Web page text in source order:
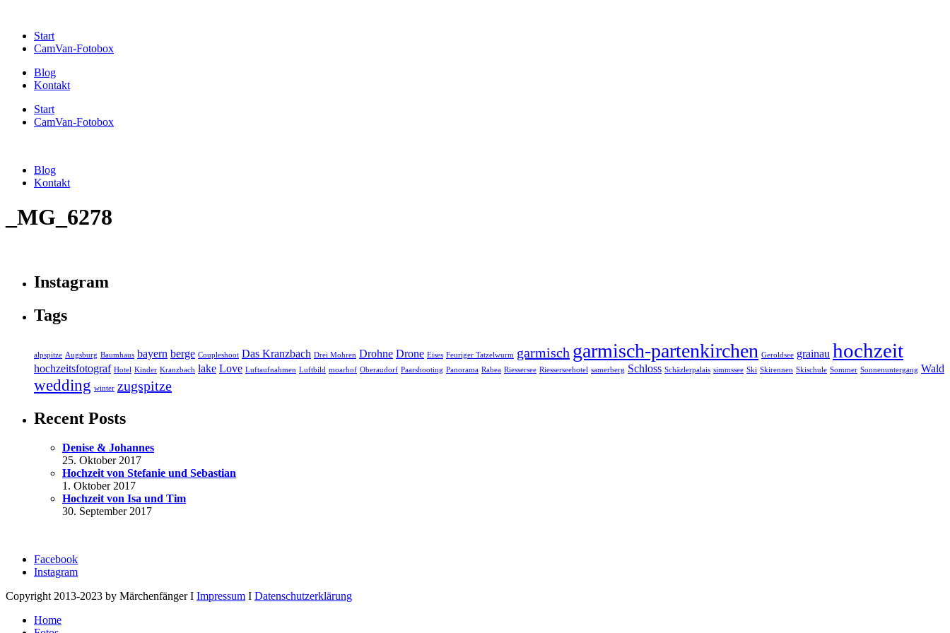
Start
CamVan-Fotobox
Blog
Kontakt
Start
CamVan-Fotobox
Blog
Kontakt
_MG_6278
Instagram
Tags
alpspitze Augsburg Baumhaus bayern berge Coupleshoot Das Kranzbach Drei Mohren Drohne Drone Eises Feuriger Tatzelwurm garmisch garmisch-partenkirchen Geroldsee grainau hochzeit
hochzeitsfotograf Hotel Kinder Kranzbach lake Love Luftaufnahmen Luftbild moarhof Oberaudorf Paarshooting Panorama Rabea Riessersee Riesserseehotel samerberg Schloss Schäzlerpalais simmssee Ski Skirennen Skischule Sommer Sonnenuntergang Wald
wedding winter zugspitze
Recent Posts
Denise & Johannes
25. Oktober 2017
Hochzeit von Stefanie und Sebastian
1. Oktober 2017
Hochzeit von Isa und Tim
30. September 2017
Facebook
Instagram
Copyright 2013-2023 by Märchenfänger I Impressum I Datenschutzerklärung
Home